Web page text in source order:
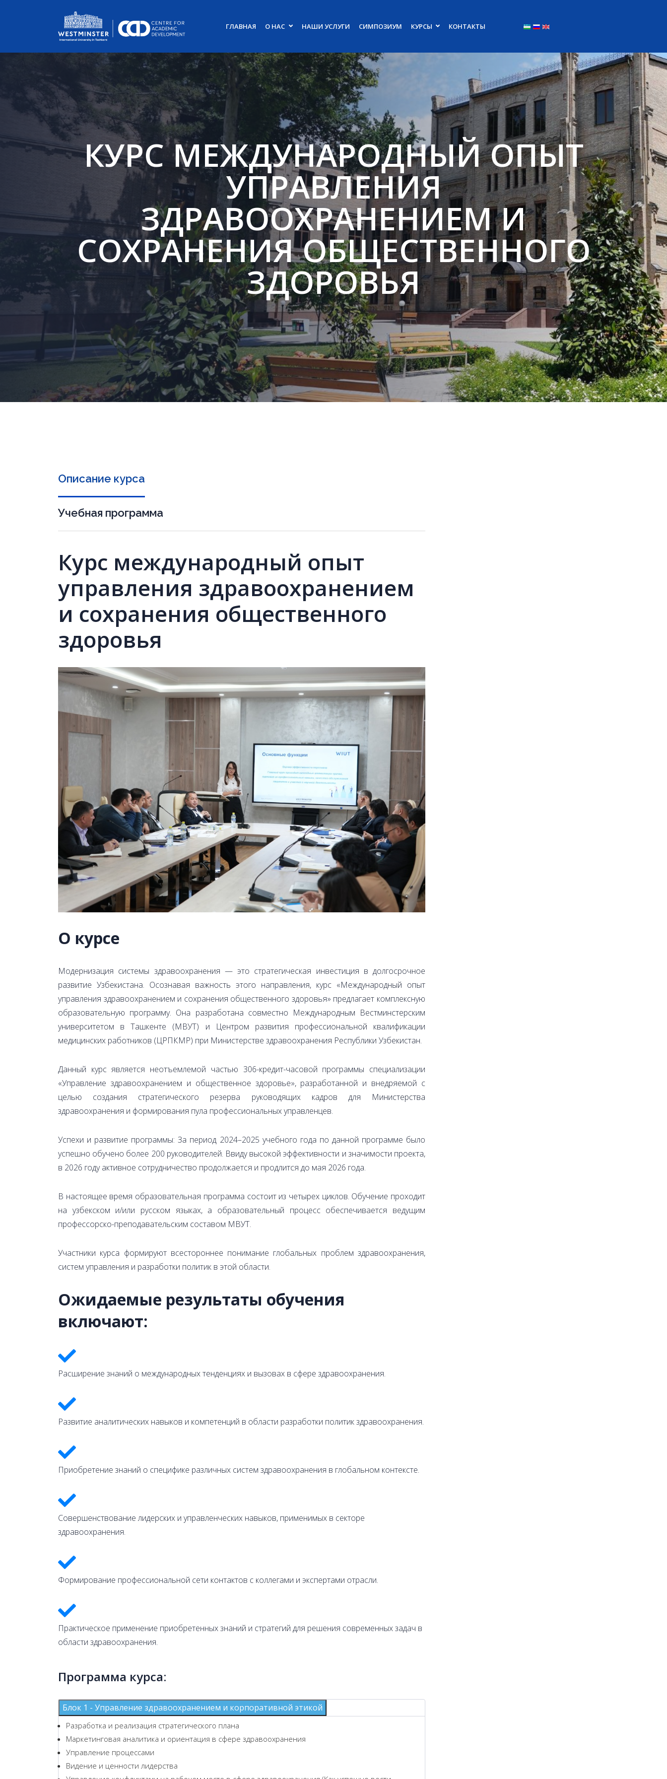
ГЛАВНАЯ О НАС НАШИ УСЛУГИ СИМПОЗИУМ КУРСЫ КОНТАКТЫ
КУРС МЕЖДУНАРОДНЫЙ ОПЫТ
УПРАВЛЕНИЯ
ЗДРАВООХРАНЕНИЕМ И
СОХРАНЕНИЯ ОБЩЕСТВЕННОГО
ЗДОРОВЬЯ
Описание курса
Учебная программа
Курс международный опыт
управления здравоохранением
и сохранения общественного
здоровья
О курсе
Модернизация системы здравоохранения — это стратегическая инвестиция в долгосрочное
развитие Узбекистана. Осознавая важность этого направления, курс «Международный опыт
управления здравоохранением и сохранения общественного здоровья» предлагает комплексную
образовательную программу. Она разработана совместно Международным Вестминстерским
университетом в Ташкенте (МВУТ) и Центром развития профессиональной квалификации
медицинских работников (ЦРПКМР) при Министерстве здравоохранения Республики Узбекистан.
Данный курс является неотъемлемой частью 306-кредит-часовой программы специализации
«Управление здравоохранением и общественное здоровье», разработанной и внедряемой с
целью создания стратегического резерва руководящих кадров для Министерства
здравоохранения и формирования пула профессиональных управленцев.
Успехи и развитие программы: За период 2024–2025 учебного года по данной программе было
успешно обучено более 200 руководителей. Ввиду высокой эффективности и значимости проекта,
в 2026 году активное сотрудничество продолжается и продлится до мая 2026 года.
В настоящее время образовательная программа состоит из четырех циклов. Обучение проходит
на узбекском и/или русском языках, а образовательный процесс обеспечивается ведущим
профессорско-преподавательским составом МВУТ.
Участники курса формируют всестороннее понимание глобальных проблем здравоохранения,
систем управления и разработки политик в этой области.
Ожидаемые результаты обучения
включают:
Расширение знаний о международных тенденциях и вызовах в сфере здравоохранения.
Развитие аналитических навыков и компетенций в области разработки политик здравоохранения.
Приобретение знаний о специфике различных систем здравоохранения в глобальном контексте.
Совершенствование лидерских и управленческих навыков, применимых в секторе
здравоохранения.
Формирование профессиональной сети контактов с коллегами и экспертами отрасли.
Практическое применение приобретенных знаний и стратегий для решения современных задач в
области здравоохранения.
Программа курса:
Блок 1 - Управление здравоохранением и корпоративной этикой
Разработка и реализация стратегического плана
Маркетинговая аналитика и ориентация в сфере здравоохранения
Управление процессами
Видение и ценности лидерства